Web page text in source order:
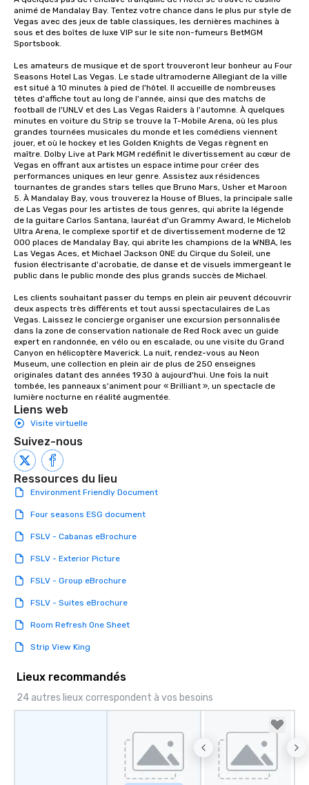
animé de Mandalay Bay. Tentez votre chance dans le plus pur style de
Vegas avec des jeux de table classiques, les dernières machines à
sous et des boîtes de luxe VIP sur le site non-fumeurs BetMGM
Sportsbook.
Les amateurs de musique et de sport trouveront leur bonheur au Four
Seasons Hotel Las Vegas. Le stade ultramoderne Allegiant de la ville
est situé à 10 minutes à pied de l'hôtel. Il accueille de nombreuses
têtes d'affiche tout au long de l'année, ainsi que des matchs de
football de l'UNLV et des Las Vegas Raiders à l'automne. À quelques
minutes en voiture du Strip se trouve la T-Mobile Arena, où les plus
grandes tournées musicales du monde et les comédiens viennent
jouer, et où le hockey et les Golden Knights de Vegas règnent en
maître. Dolby Live at Park MGM redéfinit le divertissement au cœur de
Vegas en offrant aux artistes un espace intime pour créer des
performances uniques en leur genre. Assistez aux résidences
tournantes de grandes stars telles que Bruno Mars, Usher et Maroon
5. À Mandalay Bay, vous trouverez la House of Blues, la principale salle
de Las Vegas pour les artistes de tous genres, qui abrite la légende
de la guitare Carlos Santana, lauréat d'un Grammy Award, le Michelob
Ultra Arena, le complexe sportif et de divertissement moderne de 12
000 places de Mandalay Bay, qui abrite les champions de la WNBA, les
Las Vegas Aces, et Michael Jackson ONE du Cirque du Soleil, une
fusion électrisante d'acrobatie, de danse et de visuels immergeant le
public dans le public monde des plus grands succès de Michael.
Les clients souhaitant passer du temps en plein air peuvent découvrir
deux aspects très différents et tout aussi spectaculaires de Las
Vegas. Laissez le concierge organiser une excursion personnalisée
dans la zone de conservation nationale de Red Rock avec un guide
expert en randonnée, en vélo ou en escalade, ou une visite du Grand
Canyon en hélicoptère Maverick. La nuit, rendez-vous au Neon
Museum, une collection en plein air de plus de 250 enseignes
originales datant des années 1930 à aujourd'hui. Une fois la nuit
tombée, les panneaux s'animent pour « Brilliant », un spectacle de
lumière nocturne en réalité augmentée.
Liens web
Visite virtuelle
Suivez-nous
Ressources du lieu
Environment Friendly Document
Four seasons ESG document
FSLV - Cabanas eBrochure
FSLV - Exterior Picture
FSLV - Group eBrochure
FSLV - Suites eBrochure
Room Refresh One Sheet
Strip View King
Lieux recommandés
24 autres lieux correspondent à vos besoins